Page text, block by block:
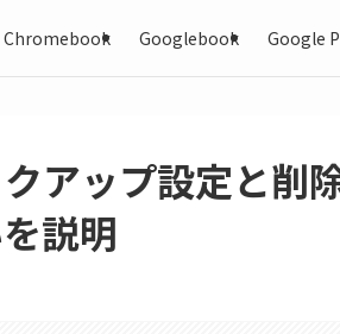
Chromebook Googlebook Google
アップ設定と削
説明